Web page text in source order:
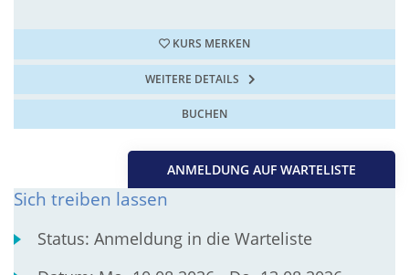
KURS MERKEN
WEITERE DETAILS
BUCHEN
ANMELDUNG AUF WARTELISTE
Sich treiben lassen
Status:Anmeldung in die Warteliste